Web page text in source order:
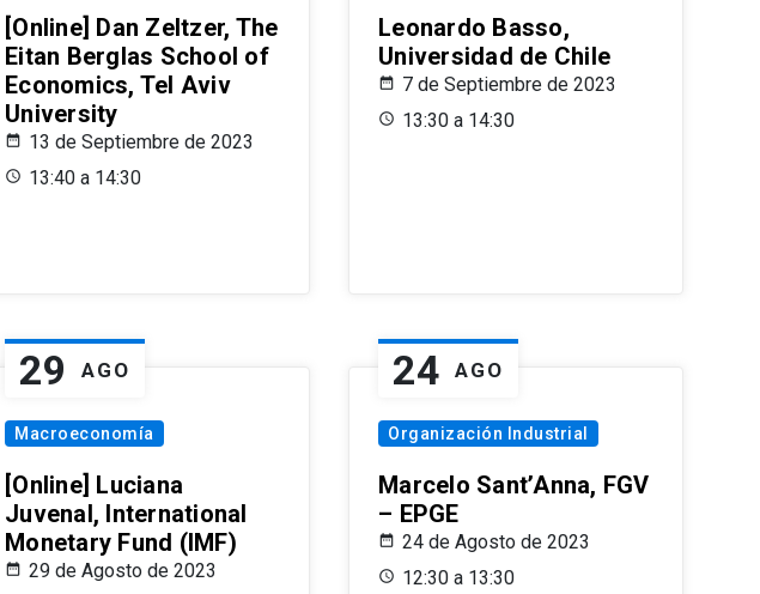
[Online] Dan Zeltzer, The
Eitan Berglas School of
Economics, Tel Aviv
University
13 de Septiembre de 2023
13:40 a 14:30
Leonardo Basso,
Universidad de Chile
7 de Septiembre de 2023
13:30 a 14:30
29 AGO
Macroeconomía
[Online] Luciana
Juvenal, International
Monetary Fund (IMF)
29 de Agosto de 2023
24 AGO
Organización Industrial
Marcelo Sant’Anna, FGV
– EPGE
24 de Agosto de 2023
12:30 a 13:30